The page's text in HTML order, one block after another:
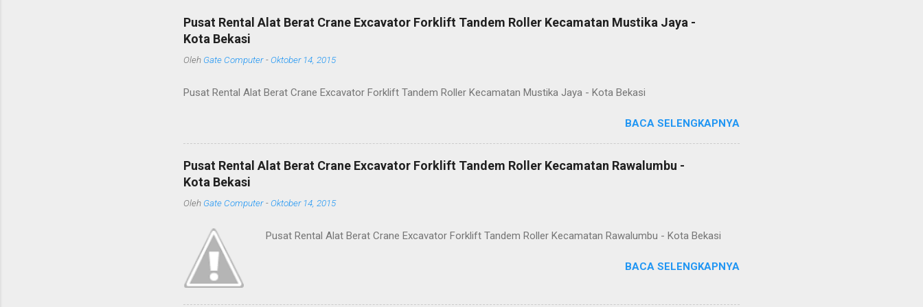
Pusat Rental Alat Berat Crane Excavator Forklift Tandem Roller Kecamatan Mustika Jaya -
Kota Bekasi
Oleh Gate Computer -Oktober 14, 2015
Pusat Rental Alat Berat Crane Excavator Forklift Tandem Roller Kecamatan Mustika Jaya - Kota Bekasi
BACA SELENGKAPNYA
Pusat Rental Alat Berat Crane Excavator Forklift Tandem Roller Kecamatan Rawalumbu -
Kota Bekasi
Oleh Gate Computer -Oktober 14, 2015
Pusat Rental Alat Berat Crane Excavator Forklift Tandem Roller Kecamatan Rawalumbu - Kota Bekasi
BACA SELENGKAPNYA